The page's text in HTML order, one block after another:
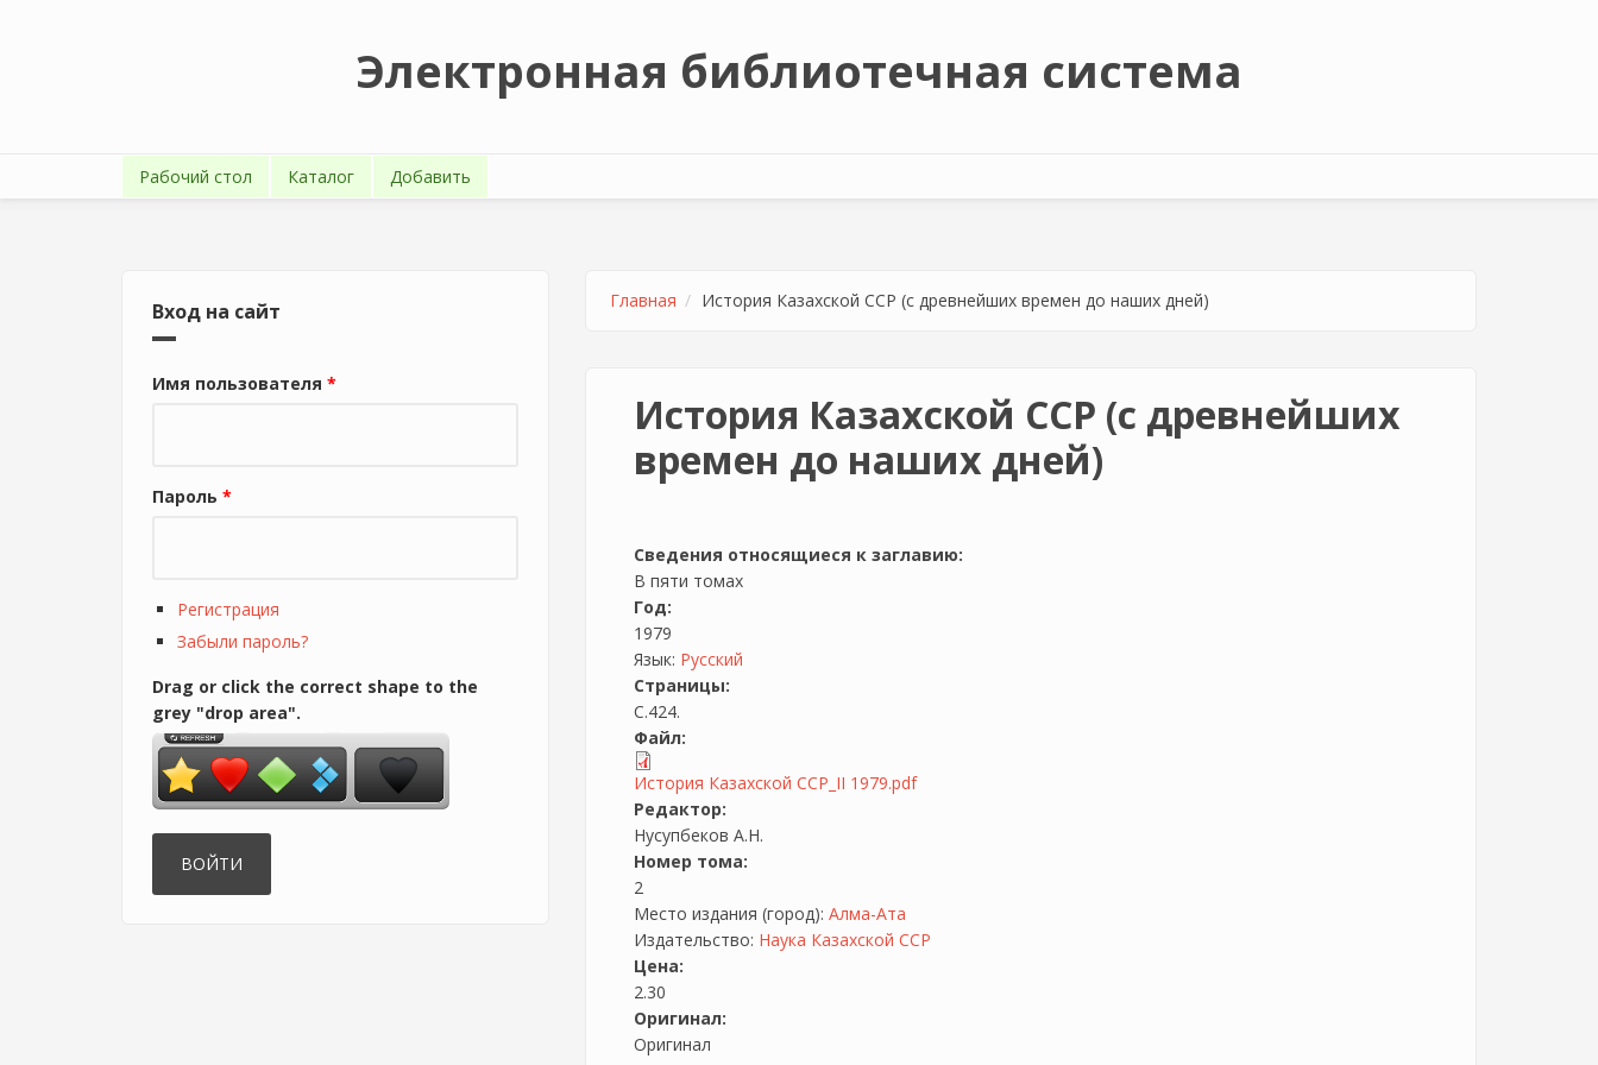
Электронная библиотечная система
Рабочий стол Каталог Добавить
Вход на сайт
Имя пользователя *
Пароль *
Регистрация
Забыли пароль?
Drag or click the correct shape to the
grey "drop area".
Главная История Казахской ССР (с древнейших времен до наших дней)
История Казахской ССР (с древнейших
времен до наших дней)
Сведения относящиеся к заглавию:
В пяти томах
Год:
1979
Язык: Русский
Страницы:
С.424.
Файл:
История Казахской ССР_II 1979.pdf
Редактор:
Нусупбеков А.Н.
Номер тома:
2
Место издания (город): Алма-Ата
Издательство: Наука Казахской ССР
Цена:
2.30
Оригинал:
Оригинал